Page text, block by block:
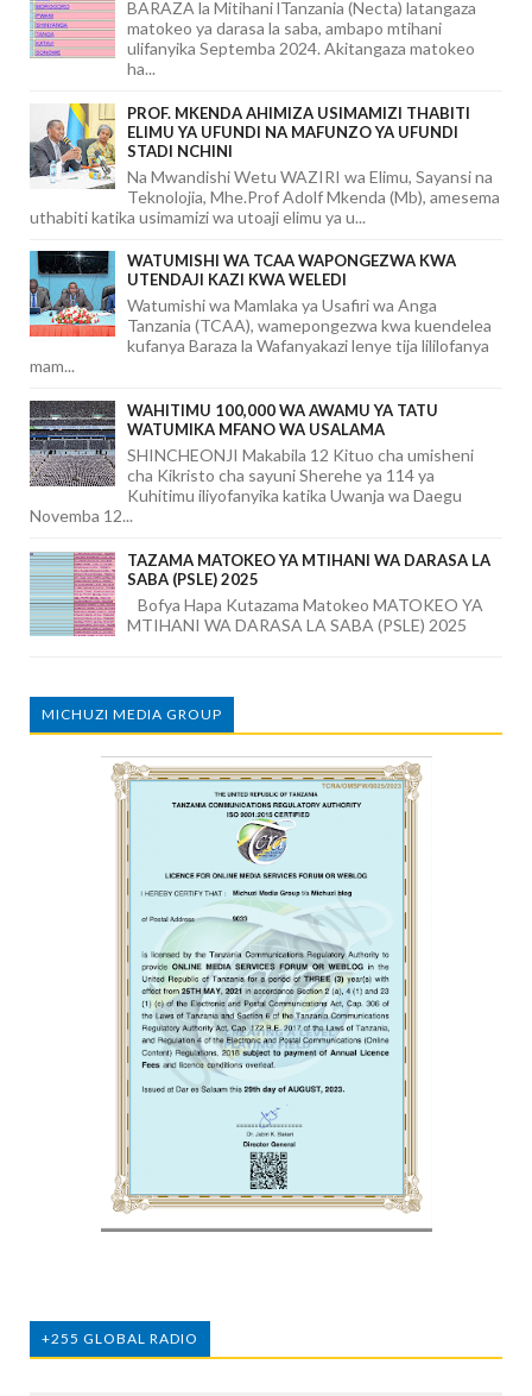
BARAZA la Mitihani lTanzania (Necta) latangaza
matokeo ya darasa la saba, ambapo mtihani
ulifanyika Septemba 2024. Akitangaza matokeo
ha...
PROF. MKENDA AHIMIZA USIMAMIZI THABITI
ELIMU YA UFUNDI NA MAFUNZO YA UFUNDI
STADI NCHINI
Na Mwandishi Wetu WAZIRI wa Elimu, Sayansi na
Teknolojia, Mhe.Prof Adolf Mkenda (Mb), amesema
uthabiti katika usimamizi wa utoaji elimu ya u...
WATUMISHI WA TCAA WAPONGEZWA KWA
UTENDAJI KAZI KWA WELEDI
Watumishi wa Mamlaka ya Usafiri wa Anga
Tanzania (TCAA), wamepongezwa kwa kuendelea
kufanya Baraza la Wafanyakazi lenye tija lililofanya
mam...
WAHITIMU 100,000 WA AWAMU YA TATU
WATUMIKA MFANO WA USALAMA
SHINCHEONJI Makabila 12 Kituo cha umisheni
cha Kikristo cha sayuni Sherehe ya 114 ya
Kuhitimu iliyofanyika katika Uwanja wa Daegu
Novemba 12...
TAZAMA MATOKEO YA MTIHANI WA DARASA LA
SABA (PSLE) 2025
Bofya Hapa Kutazama Matokeo MATOKEO YA
MTIHANI WA DARASA LA SABA (PSLE) 2025
MICHUZI MEDIA GROUP
+255 GLOBAL RADIO